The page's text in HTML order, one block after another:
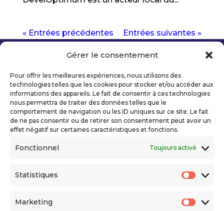
Gérer le consentement
Pour offrir les meilleures expériences, nous utilisons des
technologies telles que les cookies pour stocker et/ou accéder aux
informations des appareils. Le fait de consentir à ces technologies
nous permettra de traiter des données telles que le
comportement de navigation ou les ID uniques sur ce site. Le fait
de ne pas consentir ou de retirer son consentement peut avoir un
effet négatif sur certaines caractéristiques et fonctions.
Fonctionnel Toujours activé
Statistiques
Marketing
« Entrées précédentes Entrées suivantes »
Mentions légales
Politique de confidentialité
Déclaration d’accessibilité numérique
Ils nous soutiennent